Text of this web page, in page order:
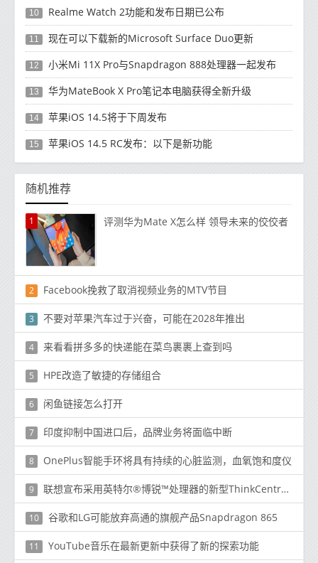
10 Realme Watch 2功能和发布日期已公布
11 现在可以下载新的Microsoft Surface Duo更新
12 小米Mi 11X Pro与Snapdragon 888处理器一起发布
13 华为MateBook X Pro笔记本电脑获得全新升级
14 苹果iOS 14.5将于下周发布
15 苹果iOS 14.5 RC发布：以下是新功能
随机推荐
1 评测华为Mate X怎么样 领导未来的佼佼者
2 Facebook挽救了取消视频业务的MTV节目
3 不要对苹果汽车过于兴奋，可能在2028年推出
4 来看看拼多多的快递能在菜鸟裹裹上查到吗
5 HPE改造了敏捷的存储组合
6 闲鱼链接怎么打开
7 印度抑制中国进口后，品牌业务将面临中断
8 OnePlus智能手环将具有持续的心脏监测，血氧饱和度仪
9 联想宣布采用英特尔®博锐™处理器的新型ThinkCentres和ThinkPads
10 谷歌和LG可能放弃高通的旗舰产品Snapdragon 865
11 YouTube音乐在最新更新中获得了新的探索功能